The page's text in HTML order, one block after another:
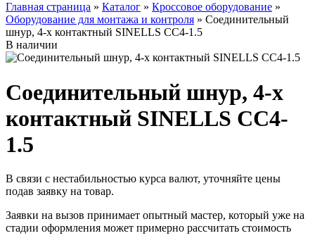
Главная страница »‎ Каталог »‎ Кроссовое оборудование »‎
Оборудование для монтажа и контроля »‎ Соединительный
шнур, 4-х контактный SINELLS CC4-1.5
В наличии
Соединительный шнур, 4-х
контактный SINELLS CC4-
1.5
В связи с нестабильностью курса валют, уточняйте цены
подав заявку на товар.
Заявки на вызов принимает опытный мастер, который уже на
стадии оформления может примерно рассчитать стоимость